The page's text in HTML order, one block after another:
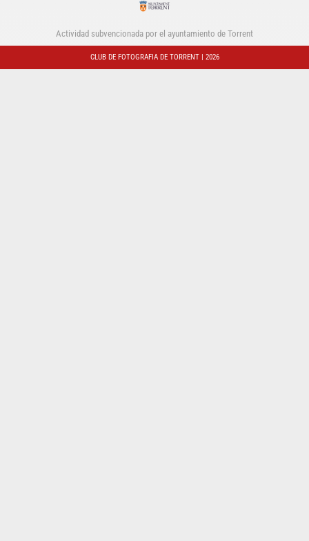
Actividad subvencionada por el ayuntamiento de Torrent
CLUB DE FOTOGRAFIA DE TORRENT | 2026